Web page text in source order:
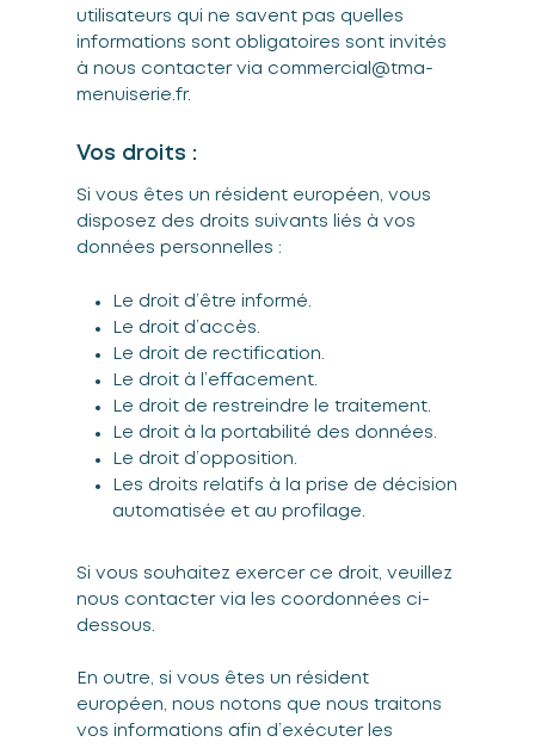
utilisateurs qui ne savent pas quelles
informations sont obligatoires sont invités
à nous contacter via commercial@tma-
menuiserie.fr.
Vos droits :
Si vous êtes un résident européen, vous
disposez des droits suivants liés à vos
données personnelles :
Le droit d’être informé.
Le droit d’accès.
Le droit de rectification.
Le droit à l’effacement.
Le droit de restreindre le traitement.
Le droit à la portabilité des données.
Le droit d’opposition.
Les droits relatifs à la prise de décision
automatisée et au profilage.
Si vous souhaitez exercer ce droit, veuillez
nous contacter via les coordonnées ci-
dessous.
En outre, si vous êtes un résident
européen, nous notons que nous traitons
vos informations afin d’exécuter les